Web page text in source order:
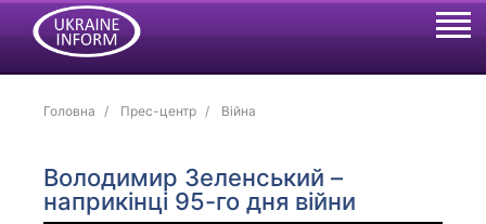
Головна Прес-центр Війна
Володимир Зеленський –
наприкінці 95-го дня війни